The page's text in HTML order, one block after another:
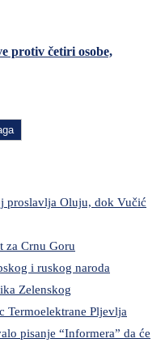
protiv četiri osobe,
proslavlja Oluju, dok Vučić
za Crnu Goru
i ruskog naroda
Zelenskog
Termoelektrane Pljevlja
pisanje “Informera” da će